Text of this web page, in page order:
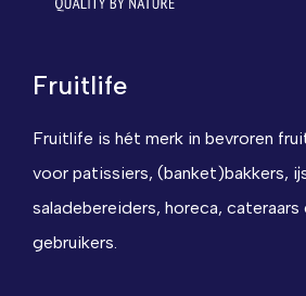
Fruitlife
Fruitlife is hét merk in bevroren
voor patissiers, (banket)bakkers,
saladebereiders, horeca, cateraars
gebruikers.